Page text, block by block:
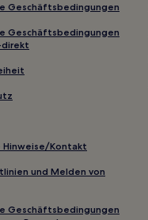
Geschäftsbedingungen
Geschäftsbedingungen
direkt
Hinweise/Kontakt
und Melden von
Geschäftsbedingungen